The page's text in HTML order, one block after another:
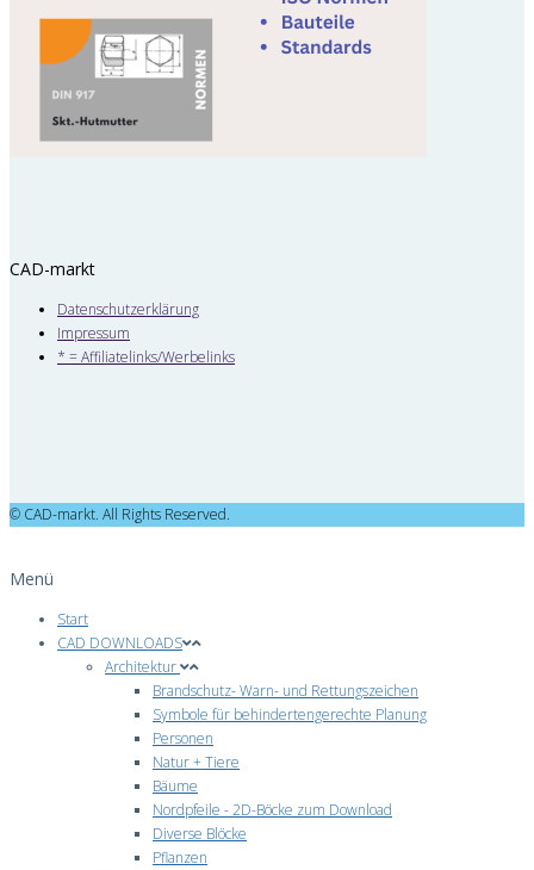
CAD-markt
Datenschutzerklärung
Impressum
* = Affiliatelinks/Werbelinks
© CAD-markt. All Rights Reserved.
Menü
Start
CAD DOWNLOADS
Architektur
Brandschutz- Warn- und Rettungszeichen
Symbole für behindertengerechte Planung
Personen
Natur + Tiere
Bäume
Nordpfeile - 2D-Böcke zum Download
Diverse Blöcke
Pflanzen